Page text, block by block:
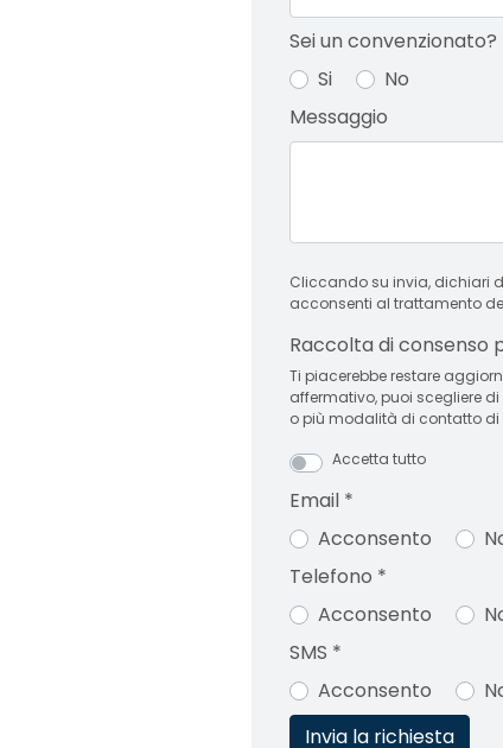
Sei un convenzionato?
Si
No
Messaggio
Cliccando su invia, dichiari
acconsenti al trattamento
Raccolta di consenso
Ti piacerebbe restare
affermativo, puoi scegliere
o più modalità di contatto di
Accetta tutto
Email *
Acconsento
Telefono *
Acconsento
SMS *
Acconsento